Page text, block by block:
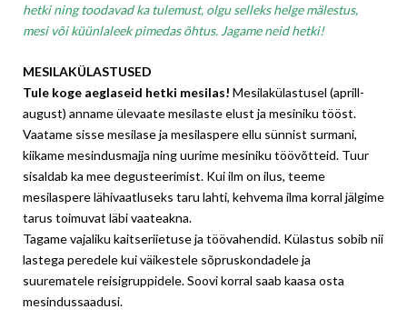
hetki ning toodavad ka tulemust, olgu selleks helge mälestus,
mesi või küünlaleek pimedas õhtus. Jagame neid hetki!
MESILAKÜLASTUSED
Tule koge aeglaseid hetki mesilas! Mesilakülastusel (aprill-
august) anname ülevaate mesilaste elust ja mesiniku tööst.
Vaatame sisse mesilase ja mesilaspere ellu sünnist surmani,
kiikame mesindusmajja ning uurime mesiniku töövõtteid. Tuur
sisaldab ka mee degusteerimist. Kui ilm on ilus, teeme
mesilaspere lähivaatluseks taru lahti, kehvema ilma korral jälgime
tarus toimuvat läbi vaateakna.
Tagame vajaliku kaitseriietuse ja töövahendid. Külastus sobib nii
lastega peredele kui väikestele sõpruskondadele ja
suurematele reisigruppidele. Soovi korral saab kaasa osta
mesindussaadusi.